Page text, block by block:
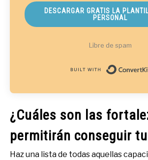
DESCARGAR GRATIS LA
PERSONAL
Libre de spam
¿Cuáles son las
permitirán conseguir
Haz una lista de todas aquellas